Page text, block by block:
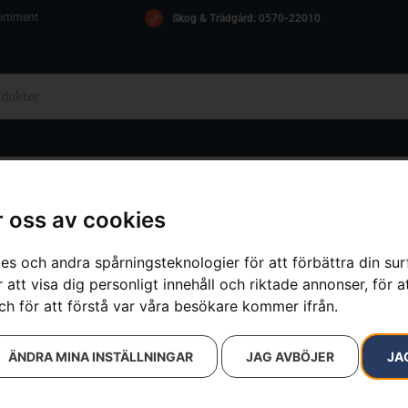
oss av cookies
och andra spårningsteknologier för att förbättra din
visa dig personligt innehåll och riktade annonser, för
för att förstå var våra besökare kommer ifrån.
JAG AVBÖJER
ÄNDRA MINA INSTÄLLNINGAR
Skog & Trädgård: 0570-22010